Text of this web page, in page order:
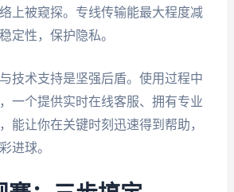
上被窥探。专线传输能最大程度减
定性，保护隐私。
技术支持是坚强后盾。使用过程中
一个提供实时在线客服、拥有专业
能让你在关键时刻迅速得到帮助，
进球。